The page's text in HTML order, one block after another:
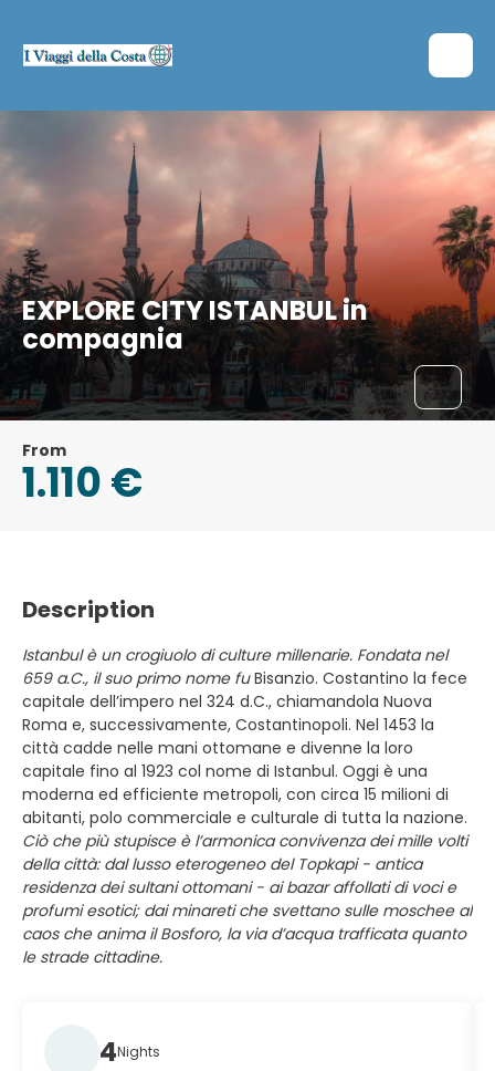
EXPLORE CITY ISTANBUL in
compagnia
From
1.110 €
Description
Istanbul è un crogiuolo di culture millenarie. Fondata nel
659 a.C., il suo primo nome fuBisanzio. Costantino la fece
capitale dell’impero nel 324 d.C., chiamandola Nuova
Roma e, successivamente, Costantinopoli. Nel 1453 la
città cadde nelle mani ottomane e divenne la loro
capitale fino al 1923 col nome di Istanbul. Oggi è una
moderna ed efficiente metropoli, con circa 15 milioni di
abitanti, polo commerciale e culturale di tutta la nazione.
Ciò che più stupisce è l’armonica convivenza dei mille volti
della città: dal lusso eterogeneo del Topkapi - antica
residenza dei sultani ottomani - ai bazar affollati di voci e
profumi esotici; dai minareti che svettano sulle moschee al
caos che anima il Bosforo, la via d’acqua trafficata quanto
le strade cittadine.
4Nights